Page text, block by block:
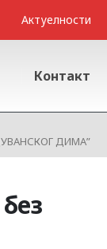
Актуелности
Контакт
ДИМА”